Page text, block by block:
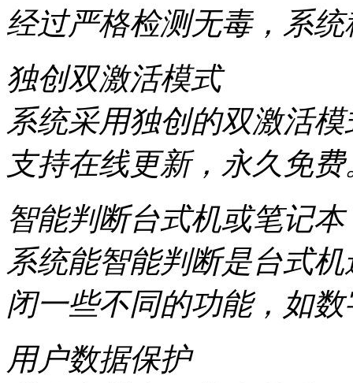
经过严格检测无毒，系
独创双激活模式
系统采用独创的双激活
支持在线更新，永久免费
智能判断台式机或笔记本
系统能智能判断是台式
闭一些不同的功能，如
用户数据保护